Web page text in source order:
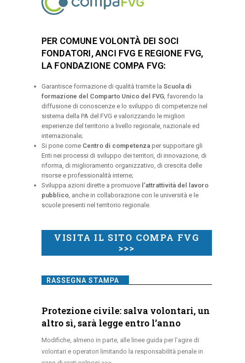
PER COMUNE VOLONTÀ DEI SOCI
FONDATORI, ANCI FVG E REGIONE FVG,
LA FONDAZIONE COMPA FVG:
Garantisce formazione di qualità tramite la Scuola di
formazione del Comparto Unico del FVG, favorendo la
diffusione di conoscenze e lo sviluppo di competenze nel
sistema della PA del FVG e valorizzando le migliori
esperienze del territorio a livello regionale, nazionale ed
internazionale;
Si pone come Centro di competenzaper supportare gli
Enti nei processi di sviluppo dei territori, di innovazione, di
riforma, di miglioramento organizzativo, di crescita delle
risorse e professionalità interne;
Sviluppa azioni dirette a promuove l’attrattività del lavoro
pubblico, anche in collaborazione con le università e le
scuole presenti nel territorio regionale.
VISITA IL SITO COMPA FVG
>>>
RASSEGNA STAMPA
Protezione civile: salva volontari, un
altro sì, sarà legge entro l’anno
Modifiche, almeno in parte, alle linee guida per l’agire di
volontari e operatori limitando la responsabilità penale in